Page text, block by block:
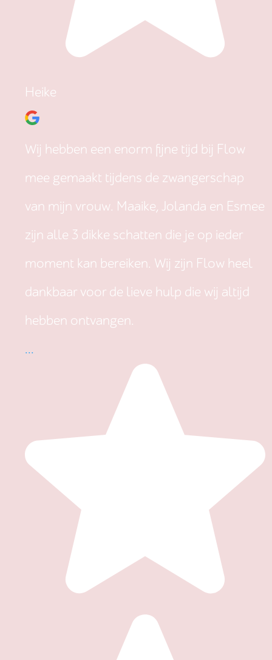
Heike
Wij hebben een enorm fijne tijd bij Flow
mee gemaakt tijdens de zwangerschap
van mijn vrouw. Maaike, Jolanda en Esmee
zijn alle 3 dikke schatten die je op ieder
moment kan bereiken. Wij zijn Flow heel
dankbaar voor de lieve hulp die wij altijd
hebben ontvangen.
...